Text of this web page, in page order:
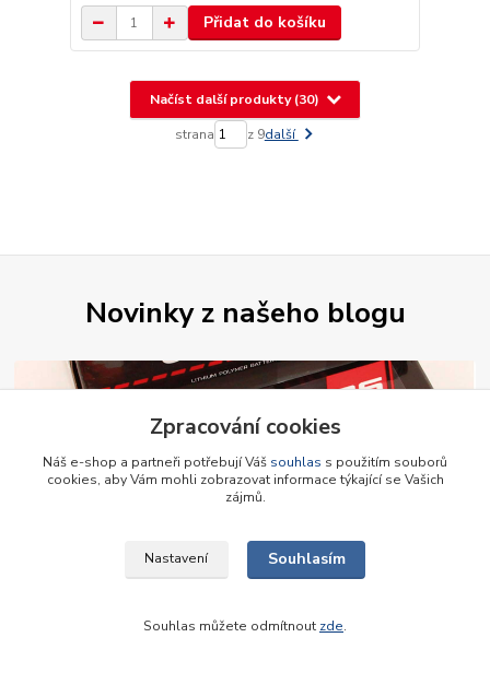
Přidat do košíku
Načíst další produkty (30)
strana z 9další
Novinky z našeho blogu
Lipol baterie Robbe
nabízíme u nás na prodejně. Rozšířili jsme sortiment.
Zpracování cookies
Náš e-shop a partneři potřebují Váš souhlas s použitím souborů
cookies, aby Vám mohli zobrazovat informace týkající se Vašich
zájmů.
Nastavení Souhlasím
Souhlas můžete odmítnout zde.